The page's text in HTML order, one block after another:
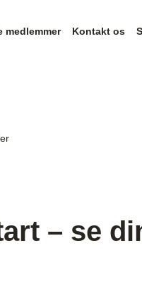
medlemmer Kontakt os
– se